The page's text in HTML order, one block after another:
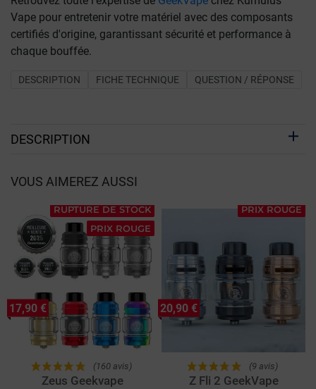
Vape pour entretenir votre matériel avec des composants
certifiés d'origine, garantissant sécurité et performance à
chaque bouffée.
DESCRIPTION FICHE TECHNIQUE QUESTION / RÉPONSE
DESCRIPTION
VOUS AIMEREZ AUSSI
RUPTURE DE STOCK
PRIX ROUGE
(160 avis)
Zeus Geekvape
17,90 €
PRIX ROUGE
(9 avis)
Z Fli 2 GeekVape
20,90 €